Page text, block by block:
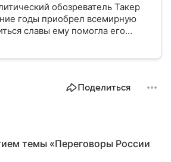
обозреватель Такер
годы приобрел всемирную
славы ему помогла его
Кроме того, журналист брал
Поделиться
темы «Переговоры России